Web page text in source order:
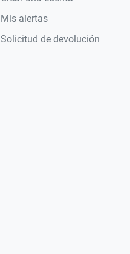
Mis alertas
Solicitud de devolución